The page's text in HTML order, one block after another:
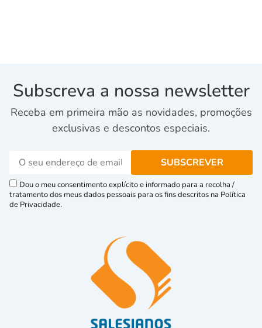
Subscreva a nossa newsletter
Receba em primeira mão as novidades, promoções
exclusivas e descontos especiais.
Dou o meu consentimento explícito e informado para a recolha /
tratamento dos meus dados pessoais para os fins descritos na Política
de Privacidade.